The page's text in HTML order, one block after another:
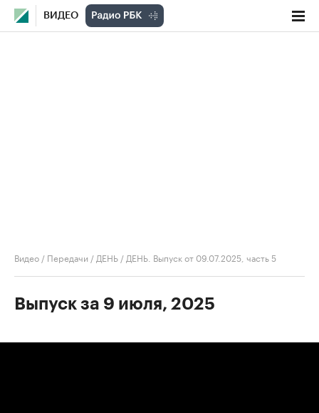
ВИДЕО
Видео / Передачи / ДЕНЬ / ДЕНЬ. Выпуск от 09.07.2025, часть 5
Выпуск за 9 июля, 2025